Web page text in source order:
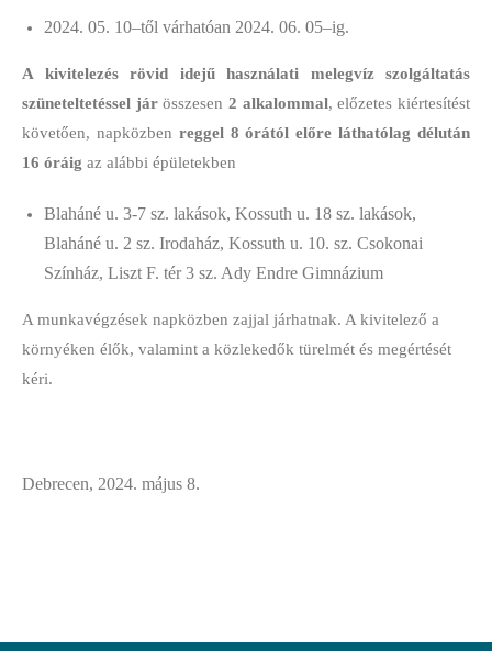
2024. 05. 10–től várhatóan 2024. 06. 05–ig.
A kivitelezés rövid idejű használati melegvíz szolgáltatás
szüneteltetéssel járösszesen2 alkalommal, előzetes kiértesítést
követően, napközben reggel 8 órától előre láthatólag délután
16 óráig az alábbi épületekben
Blaháné u. 3-7 sz. lakások, Kossuth u. 18 sz. lakások,
Blaháné u. 2 sz. Irodaház, Kossuth u. 10. sz. Csokonai
Színház, Liszt F. tér 3 sz. Ady Endre Gimnázium
A munkavégzések napközben zajjal járhatnak. A kivitelező a
környéken élők, valamint a közlekedők türelmét és megértését
kéri.
Debrecen, 2024. május 8.